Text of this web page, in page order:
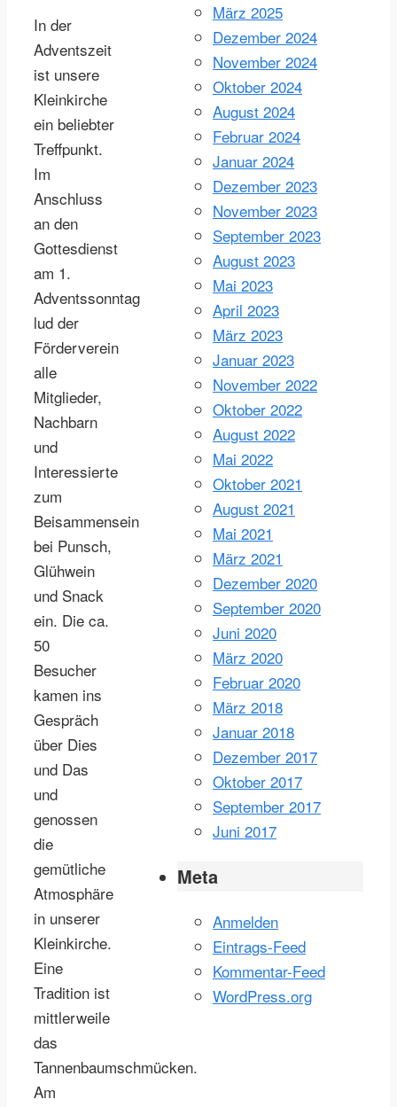
In der
Adventszeit
ist unsere
Kleinkirche
ein beliebter
Treffpunkt.
Im
Anschluss
an den
Gottesdienst
am 1.
Adventssonntag
lud der
Förderverein
alle
Mitglieder,
Nachbarn
und
Interessierte
zum
Beisammensein
bei Punsch,
Glühwein
und Snack
ein. Die ca.
50
Besucher
kamen ins
Gespräch
über Dies
und Das
und
genossen
die
gemütliche
Atmosphäre
in unserer
Kleinkirche.
Eine
Tradition ist
mittlerweile
das
Tannenbaumschmücken.
Am
März 2025
Dezember 2024
November 2024
Oktober 2024
August 2024
Februar 2024
Januar 2024
Dezember 2023
November 2023
September 2023
August 2023
Mai 2023
April 2023
März 2023
Januar 2023
November 2022
Oktober 2022
August 2022
Mai 2022
Oktober 2021
August 2021
Mai 2021
März 2021
Dezember 2020
September 2020
Juni 2020
März 2020
Februar 2020
März 2018
Januar 2018
Dezember 2017
Oktober 2017
September 2017
Juni 2017
Meta
Anmelden
Eintrags-Feed
Kommentar-Feed
WordPress.org